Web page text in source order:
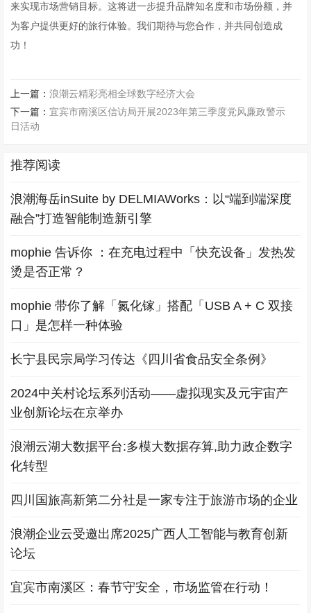
来实现市场营销目标。这将进一步提升品牌知名度和市场份额，并
为客户提供更好的旅行体验。我们期待与您合作，并共同创造成
功！
上一篇：浪潮云精彩亮相全球数字经济大会
下一篇：宜宾市南溪区信访局开展2023年第三季度党风廉政警示
日活动
推荐阅读
浪潮海岳inSuite by DELMIAWorks：以“端到端深度
融合”打造智能制造新引擎
mophie 告诉你 ：在充电过程中「快充设备」发热发
烫是否正常？
mophie 带你了解「氮化镓」搭配「USB A + C 双接
口」是怎样一种体验
长宁县民宗局学习传达《四川省食品安全条例》
2024中关村论坛系列活动——虚拟现实及元宇宙产
业创新论坛在京举办
浪潮云湖大数据平台:多模大数据存算,助力政企数字
化转型
四川国旅高新第二分社是一家专注于旅游市场的企业
浪潮企业云受邀出席2025广西人工智能与教育创新
论坛
宜宾市南溪区：春节守安全，市场监管在行动！